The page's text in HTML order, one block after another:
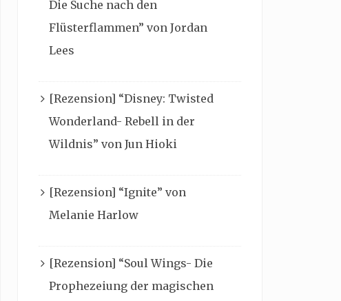
Die Suche nach den
Flüsterflammen” von Jordan
Lees
[Rezension] “Disney: Twisted
Wonderland- Rebell in der
Wildnis” von Jun Hioki
[Rezension] “Ignite” von
Melanie Harlow
[Rezension] “Soul Wings- Die
Prophezeiung der magischen